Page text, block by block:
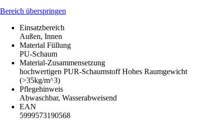
Bereich überspringen
Einsatzbereich
Außen, Innen
Material Füllung
PU-Schaum
Material-Zusammensetzung
hochwertigen PUR-Schaumstoff Hohes Raumgewicht
(>35kg/m^3)
Pflegehinweis
Abwaschbar, Wasserabweisend
EAN
5999573190568